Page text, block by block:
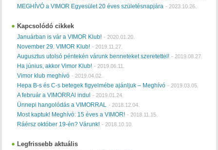
MEGHÍVÓ a VIMOR Egyesület 20 éves születésnapjára - 2023.10.26.
Kapcsolódó cikkek
Januárban is vár a VIMOR Klub! - 2020.01.20.
November 29. VIMOR Klub! - 2019.11.27.
Augusztus utolsó péntekén várunk benneteket szeretettel! - 2019.08.27.
Ha június, akkor Vimor Klub! - 2019.06.11.
Vimor klub meghívó - 2019.04.02.
Hepa B-s és C-s betegek figyelmébe ajánljuk – Meghívó - 2019.03.05.
A február a VIMORRAl indul - 2019.01.24.
Ünnepi hangolódás a VIMORRAL - 2018.12.04.
Most kaptuk! Meghívó: 15 éves a VIMOR! - 2018.11.15.
Ráérsz október 19-én? Várunk! - 2018.10.10.
Legfrissebb aktuális